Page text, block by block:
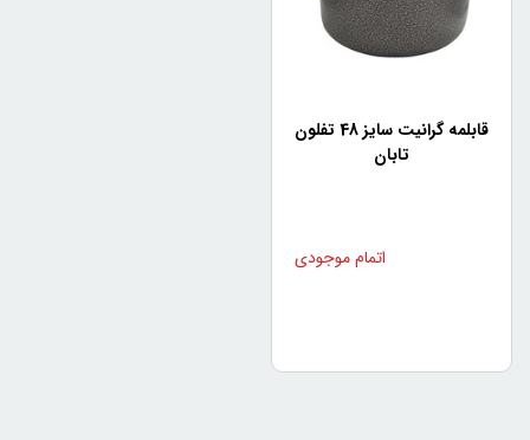
محیط‌های خانگی و حرفه‌ای مناسب هستند.
قابلمه های تابان چه مزایایی دارد؟
پخت، کاهش مصرف روغن، آسانی در شستشو، مقاومت در برابر
خراشیدگی و مناسب برای استفاده در محیط‌های خانگی و
بالا بردن دما هستند، بسیار مناسب هستند.
قابلمه گرانیت سایز 48 تفلون
تابان